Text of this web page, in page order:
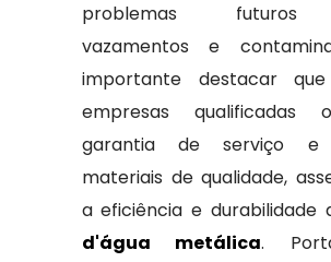
problemas
vazamentos e
importante destacar
empresas qualificadas
garantia de serviço e
materiais de qualidade,
a eficiência e durabilidade
d'água metálica.